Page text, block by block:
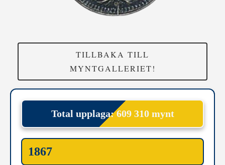
TILLBAKA TILL
MYNTGALLERIET!
Total upplaga: 609 310 mynt
1867